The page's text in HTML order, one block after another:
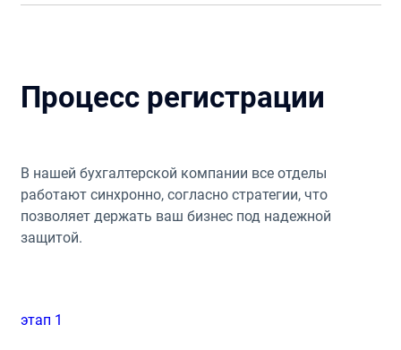
Процесс регистрации
В нашей бухгалтерской компании все отделы
работают синхронно, согласно стратегии, что
позволяет держать ваш бизнес под надежной
защитой.
этап 1